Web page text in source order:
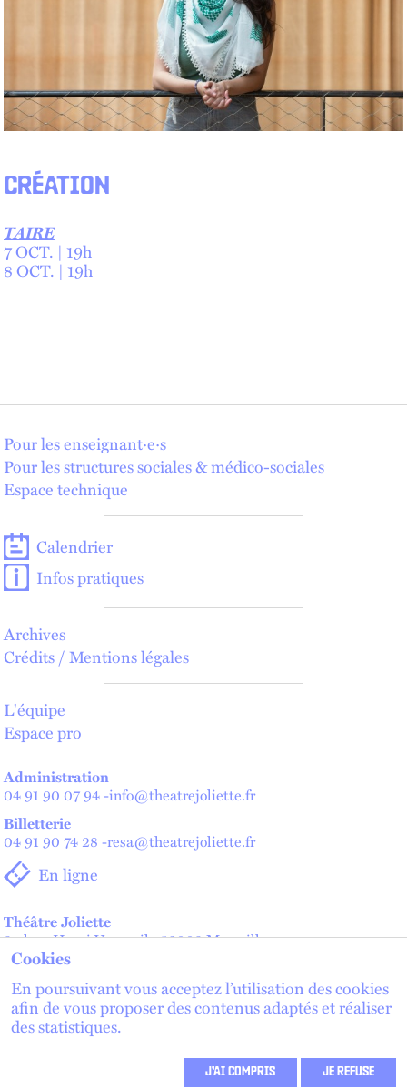
CRÉATION
TAIRE
7 OCT. | 19h
8 OCT. | 19h
Pour les enseignant·e·s
Pour les structures sociales & médico-sociales
Espace technique
Calendrier
Infos pratiques
Archives
Crédits / Mentions légales
L'équipe
Espace pro
Administration
04 91 90 07 94-info@theatrejoliette.fr
Billetterie
04 91 90 74 28 -resa@theatrejoliette.fr
En ligne
Théâtre Joliette
2 place Henri Verneuil - 13002 Marseille
Théâtre de Lenche — Maison des artistes
2 place de Lenche - 13002 Marseille
lien externe
lien externe
lien externe
Cookies
En poursuivant vous acceptez l’utilisation des cookies
afin de vous proposer des contenus adaptés et réaliser
des statistiques.
J’AI COMPRIS JE REFUSE